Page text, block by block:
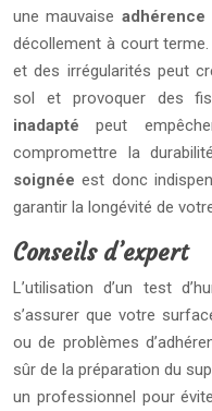
une mauvaise
décollement à court terme.
et des irrégularités peut
sol et provoquer des
inadaptépeut
compromettre la
soignéeest donc
garantir la longévité de
Conseils d’expert
L’utilisation d’un test
s’assurer que votre
ou de problèmes
sûr de la préparation du
un professionnel pour